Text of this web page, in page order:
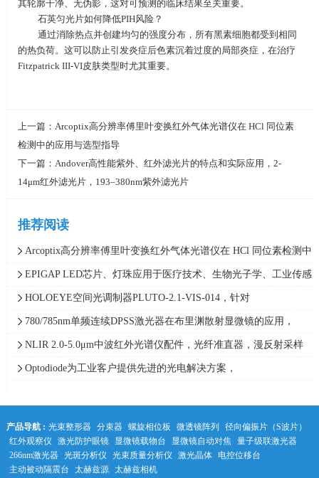
其轮廓干净、无伪影，这对可预测的临床结果至关重要。
石英匀光片如何降低PIH风险？
通过消除热点并创建均匀的强度分布，所有黑素细胞都受到相同
的热负荷。这可以防止引发炎症后色素沉着过度的局部炎症，在治疗
Fitzpatrick III-VI皮肤类型时尤其重要。
上一篇： Arcoptix高分辨率傅里叶变换红外气体光谱仪在 HCl 同位素
检测中的应用与选型指导
下一篇： Andover高性能紫外、红外滤光片的特点和实际应用，2-
14μm红外滤光片，193–380nm紫外滤光片
推荐阅读
Arcoptix高分辨率傅里叶变换红外气体光谱仪在 HCl 同位素检测中
的应用与选型指导
EPIGAP LED芯片、灯珠应用于医疗技术、生物光子学、工业传感
技术和安全技术，280-1900nm
HOLOEYE空间光调制器PLUTO-2.1-VIS-014，针对
350nm~2500nm波长优化SLM
780/785nm单频连续DPSS激光器在布里渊散射显微镜的应用，
780NX和785NX激光器，Skylark
NLIR 2.0-5.0μm中波红外光谱仪配件，光纤准直器，漫反射采样
器，中红外光纤参数与选型指南
Optodiode为工业客户提供先进的光电解决方案，
产品导航 : 光束整形器 分束器 螺旋相位板 微透镜阵列
径向偏振片（S波片）
红外观察仪
激光防护眼镜 显微镜载物台 显微镜自动对焦 量子级联激光器
266nm激光器 光斑分析仪 光束质量分析仪 激光晶体
电控位移台
主动被动隔震台
太赫兹源 太赫兹相机